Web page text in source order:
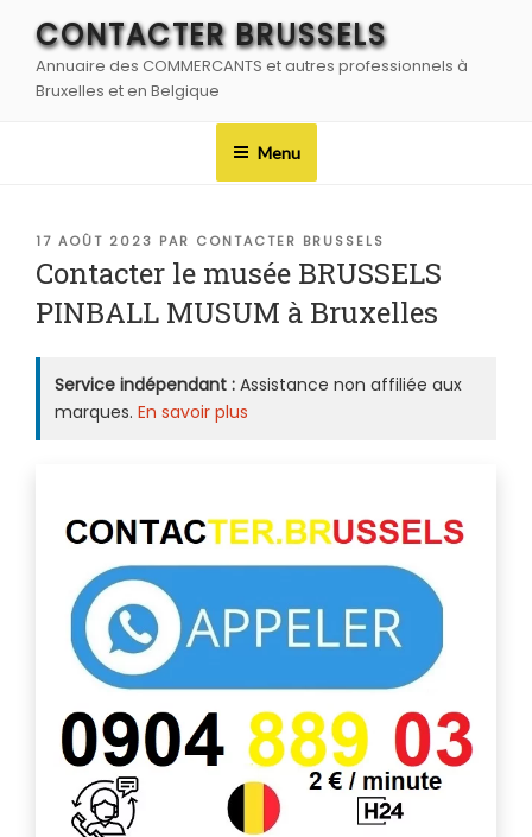
contenu
principal
CONTACTER BRUSSELS
Annuaire des COMMERCANTS et autres professionnels à
Bruxelles et en Belgique
Menu
PUBLIÉ
LE
17 AOÛT 2023 PAR CONTACTER BRUSSELS
Contacter le musée BRUSSELS
PINBALL MUSUM à Bruxelles
Service indépendant : Assistance non affiliée aux
marques. En savoir plus